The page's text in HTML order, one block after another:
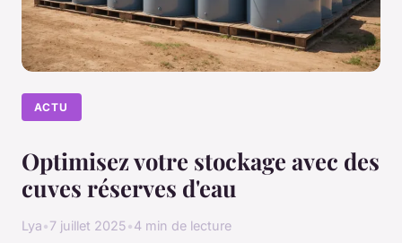
ACTU
Optimisez votre stockage avec des
cuves réserves d'eau
Lya•7 juillet 2025•4 min de lecture